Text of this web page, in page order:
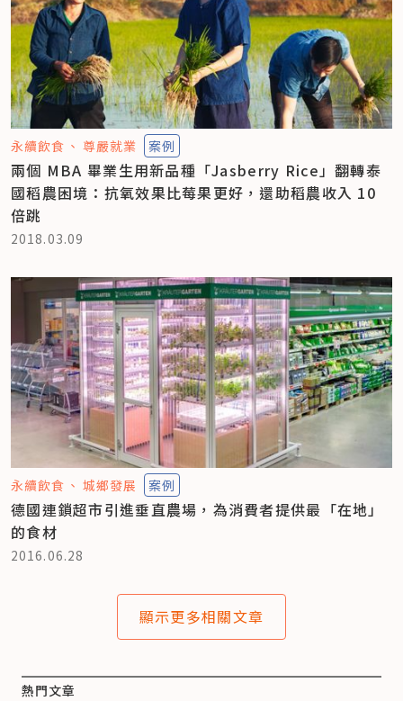
永續飲食 尊嚴就業 案例
兩個 MBA 畢業生用新品種「Jasberry Rice」翻轉泰
國稻農困境：抗氧效果比莓果更好，還助稻農收入 10
倍跳
2018.03.09
永續飲食 城鄉發展 案例
德國連鎖超市引進垂直農場，為消費者提供最「在地」
的食材
2016.06.28
顯示更多相關文章
熱門文章